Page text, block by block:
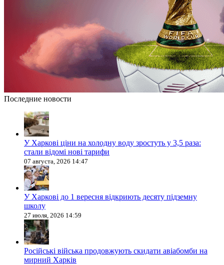
Последние новости
У Харкові ціни на холодну воду зростуть у 3,5 раза:
стали відомі нові тарифи
07 августа, 2026 14:47
У Харкові до 1 вересня відкриють десяту підземну
школу
27 июля, 2026 14:59
Російські війська продовжують скидати авіабомби на
мирний Харків